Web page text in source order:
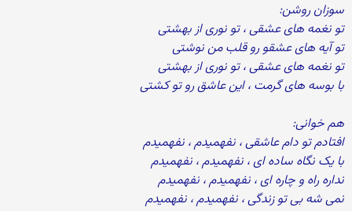
سوزان روشن:
تو نغمه های عشقی ، تو نوری از بهشتی
تو آیه های عشقو رو قلب من نوشتی
تو نغمه های عشقی ، تو نوری از بهشتی
با بوسه های گرمت ، این عاشق رو تو کشتی
هم خوانی:
افتادم تو دام عاشقی ، نفهمیدم ، نفهمیدم
با یک نگاه ساده ای ، نفهمیدم ، نفهمیدم
نداره راه و چاره ای ، نفهمیدم ، نفهمیدم
نمی شه بی تو زندگی ، نفهمیدم ، نفهمیدم